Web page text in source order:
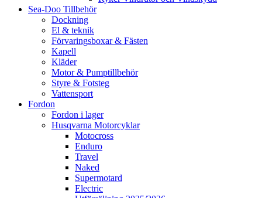
Sea-Doo Tillbehör
Dockning
El & teknik
Förvaringsboxar & Fästen
Kapell
Kläder
Motor & Pumptillbehör
Styre & Fotsteg
Vattensport
Fordon
Fordon i lager
Husqvarna Motorcyklar
Motocross
Enduro
Travel
Naked
Supermotard
Electric